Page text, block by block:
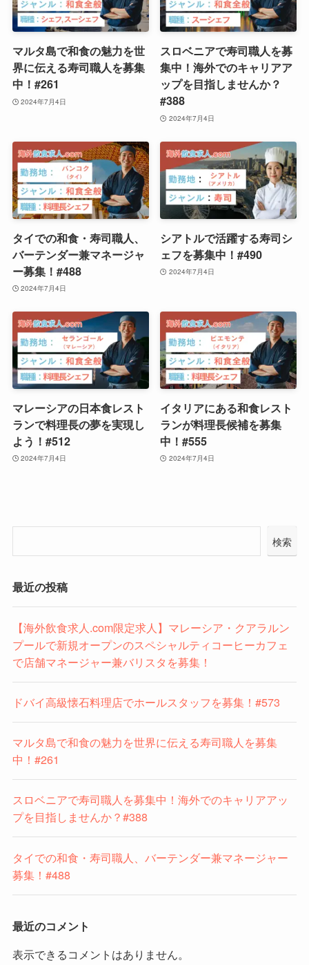
マルタ島で和食の魅力を世
界に伝える寿司職人を募集
中！#261
2024年7月4日
スロベニアで寿司職人を募
集中！海外でのキャリアア
ップを目指しませんか？
#388
2024年7月4日
タイでの和食・寿司職人、
バーテンダー兼マネージャ
ー募集！#488
2024年7月4日
シアトルで活躍する寿司シ
ェフを募集中！#490
2024年7月4日
マレーシアの日本食レスト
ランで料理長の夢を実現し
よう！#512
2024年7月4日
イタリアにある和食レスト
ランが料理長候補を募集
中！#555
2024年7月4日
検索
最近の投稿
【海外飲食求人.com限定求人】マレーシア・クアラルン
プールで新規オープンのスペシャルティコーヒーカフェ
で店舗マネージャー兼バリスタを募集！
ドバイ高級懐石料理店でホールスタッフを募集！#573
マルタ島で和食の魅力を世界に伝える寿司職人を募集
中！#261
スロベニアで寿司職人を募集中！海外でのキャリアアッ
プを目指しませんか？#388
タイでの和食・寿司職人、バーテンダー兼マネージャー
募集！#488
最近のコメント
表示できるコメントはありません。